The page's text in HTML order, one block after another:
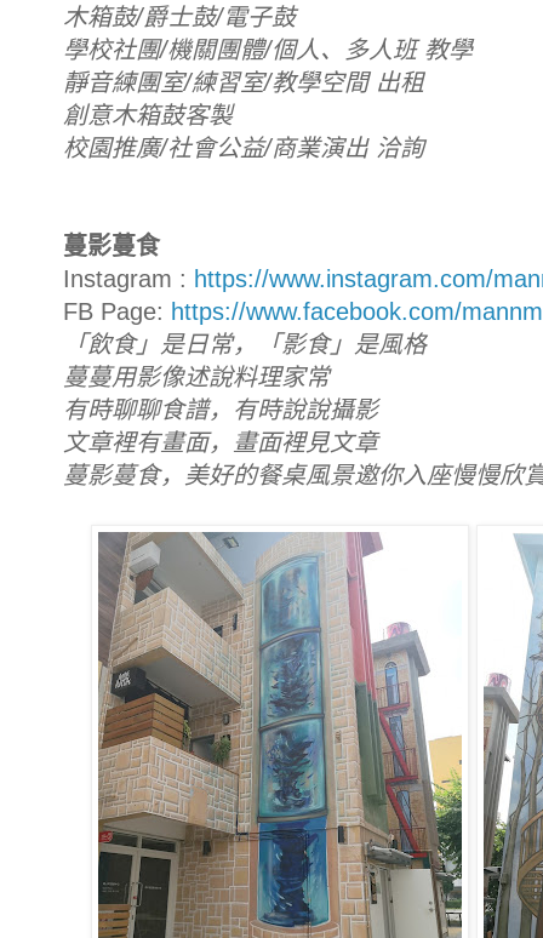
木箱鼓/爵士鼓/電子鼓
學校社團/機關團體/個人、多人班 教學
靜音練團室/練習室/教學空間 出租
創意木箱鼓客製
校園推廣/社會公益/商業演出 洽詢
蔓影蔓食
Instagram : https://www.instagram.com/
FB Page: https://www.facebook.com/
「飲食」是日常，「影食」是風格
蔓蔓用影像述說料理家常
有時聊聊食譜，有時說說攝影
文章裡有畫面，畫面裡見文章
蔓影蔓食，美好的餐桌風景邀你入座慢慢欣